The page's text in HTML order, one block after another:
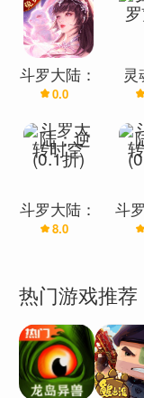
【游戏特色】
1、真 斗罗大世界
真自由，全新大
不化的冰封森林
浪翻涌的海神岛
界，无论是寻
魂兽还是直上
行！
2、真 战斗即时化
操作自定义，无
技，高精度特效
感受燃爽动作体
手轻松拿下！
3、真 多武魂切换
斗罗大陆：
武魂觉醒(5
折)
0.0
灵
(
斗罗大陆：
逆转时空
8.0
斗
热门游戏推荐